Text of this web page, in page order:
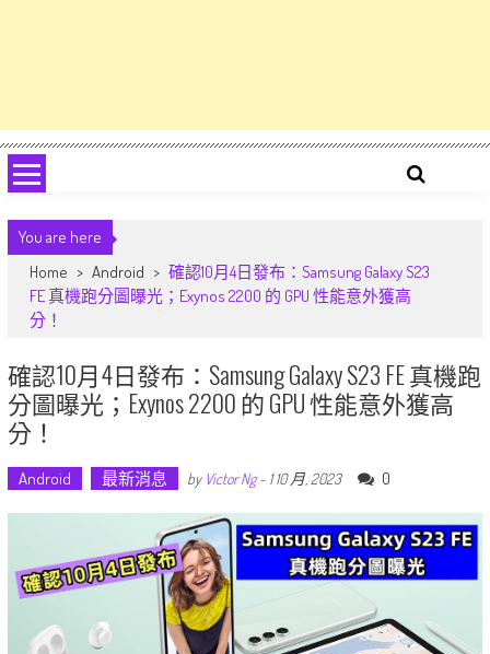
You are here
Home > Android > 確認10月4日發布：Samsung Galaxy S23
FE 真機跑分圖曝光；Exynos 2200 的 GPU 性能意外獲高
分！
確認10月4日發布：Samsung Galaxy S23 FE 真機跑
分圖曝光；Exynos 2200 的 GPU 性能意外獲高
分！
Android 最新消息 by Victor Ng- 1 10 月, 2023 0